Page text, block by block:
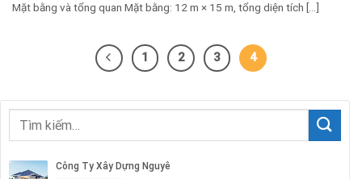
Mặt bằng và tổng quan Mặt bằng: 12 m × 15 m, tổng diện tích [...]
1 2 3 4